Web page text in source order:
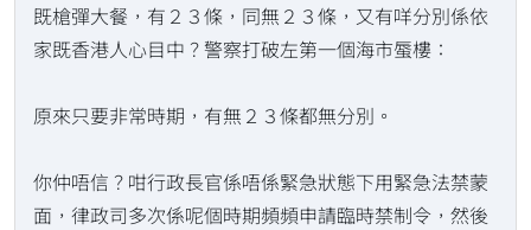
既槍彈大餐，有２３條，同無２３條，又有咩分別係依
家既香港人心目中？警察打破左第一個海市蜃樓：
原來只要非常時期，有無２３條都無分別。
你仲唔信？咁行政長官係唔係緊急狀態下用緊急法禁蒙
面，律政司多次係呢個時期頻頻申請臨時禁制令，然後